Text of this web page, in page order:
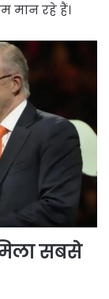
मान रहे हैं।
सबसे